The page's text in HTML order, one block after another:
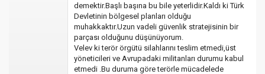
demektir.Başlı başına bu bile yeterlidir.Kaldı ki Türk
Devletinin bölgesel planları olduğu
muhakkaktır.Uzun vadeli güvenlik stratejisinin bir
parçası olduğunu düşünüyorum.
Velev ki terör örgütü silahlarını teslim etmedi,üst
yöneticileri ve Avrupadaki militanları durumu kabul
etmedi .Bu duruma göre terörle mücadelede